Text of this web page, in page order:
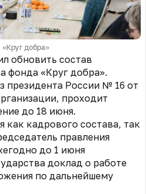
добра»
обновить состав
фонда «Круг добра».
президента России № 16 от
проходит
до 18 июня.
как кадрового состава, так
правления
до 1 июня
доклад о работе
по дальнейшему